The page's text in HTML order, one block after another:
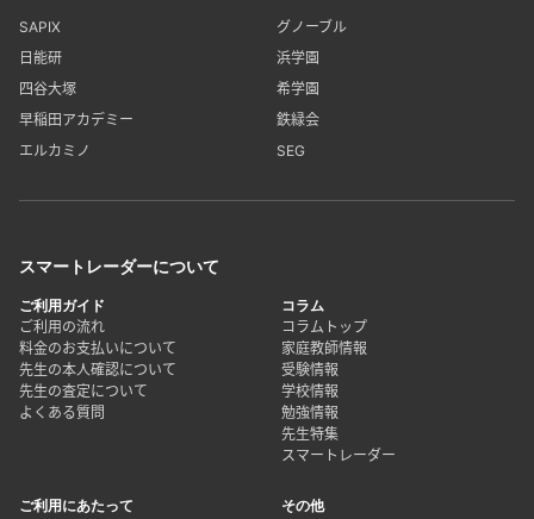
SAPIX
グノーブル
日能研
浜学園
四谷大塚
希学園
早稲田アカデミー
鉄緑会
エルカミノ
SEG
スマートレーダーについて
ご利用ガイド
ご利用の流れ
料金のお支払いについて
先生の本人確認について
先生の査定について
よくある質問
コラム
コラムトップ
家庭教師情報
受験情報
学校情報
勉強情報
先生特集
スマートレーダー
ご利用にあたって その他